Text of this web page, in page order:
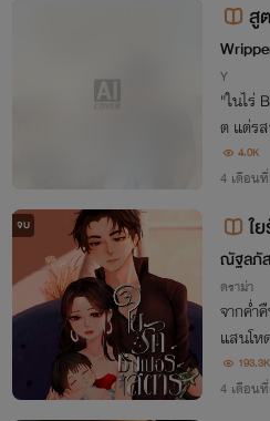
สู
Y
"ในไร่
ต แต่ร
ม่ได้"
าวบอย
4.0K
4 เดือน
จบ ใ
ณัฐลภั
ดราม่า
จากค่ำ
แสนโห
รกับแข
กก็คือ
193.3K
4 เดือน